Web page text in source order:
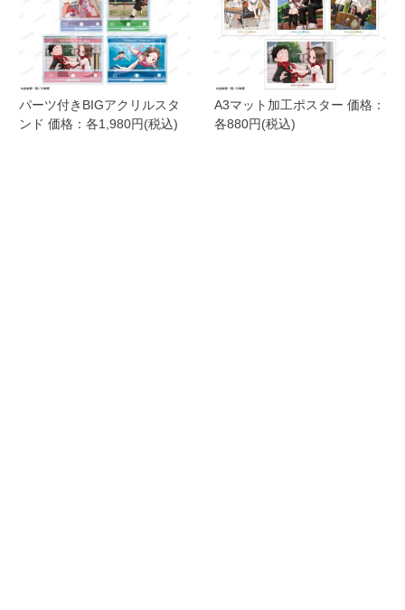
パーツ付きBIGアクリルスタ
ンド 価格：各1,980円(税込)
A3マット加工ポスター 価格：
各880円(税込)